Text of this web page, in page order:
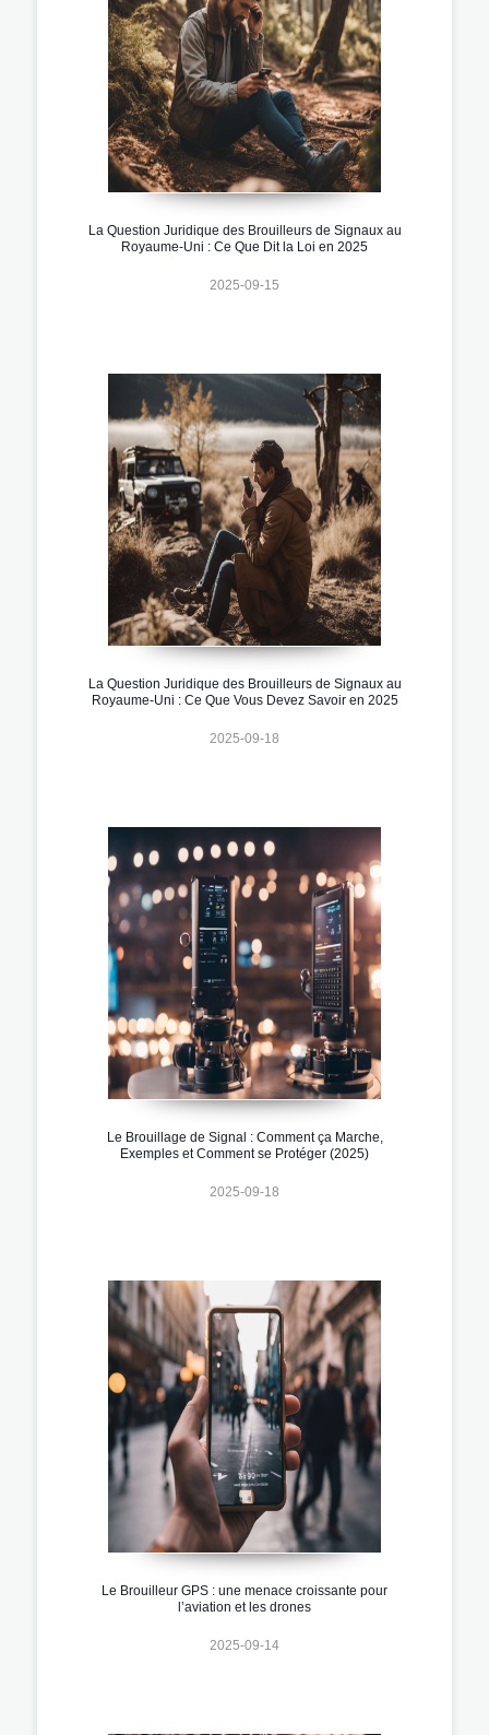
La Question Juridique des Brouilleurs de Signaux au
Royaume-Uni : Ce Que Dit la Loi en 2025
2025-09-15
La Question Juridique des Brouilleurs de Signaux au
Royaume-Uni : Ce Que Vous Devez Savoir en 2025
2025-09-18
Le Brouillage de Signal : Comment ça Marche,
Exemples et Comment se Protéger (2025)
2025-09-18
Le Brouilleur GPS : une menace croissante pour
l’aviation et les drones
2025-09-14